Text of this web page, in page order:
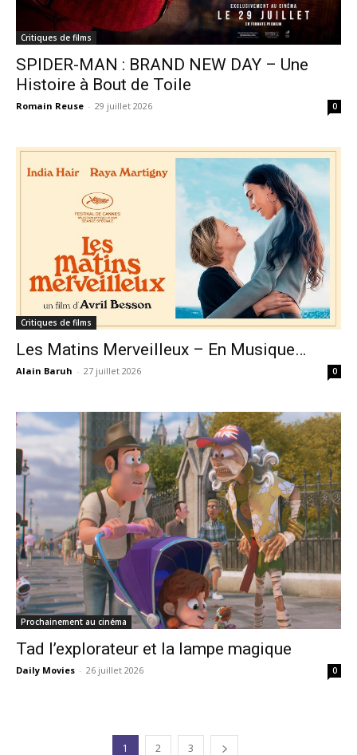
Critiques de films
SPIDER-MAN : BRAND NEW DAY – Une
Histoire à Bout de Toile
Romain Reuse - 29 juillet 2026 0
Critiques de films
Les Matins Merveilleux – En Musique…
Alain Baruh - 27 juillet 2026 0
Prochainement au cinéma
Tad l’explorateur et la lampe magique
Daily Movies - 26 juillet 2026 0
1 2 3